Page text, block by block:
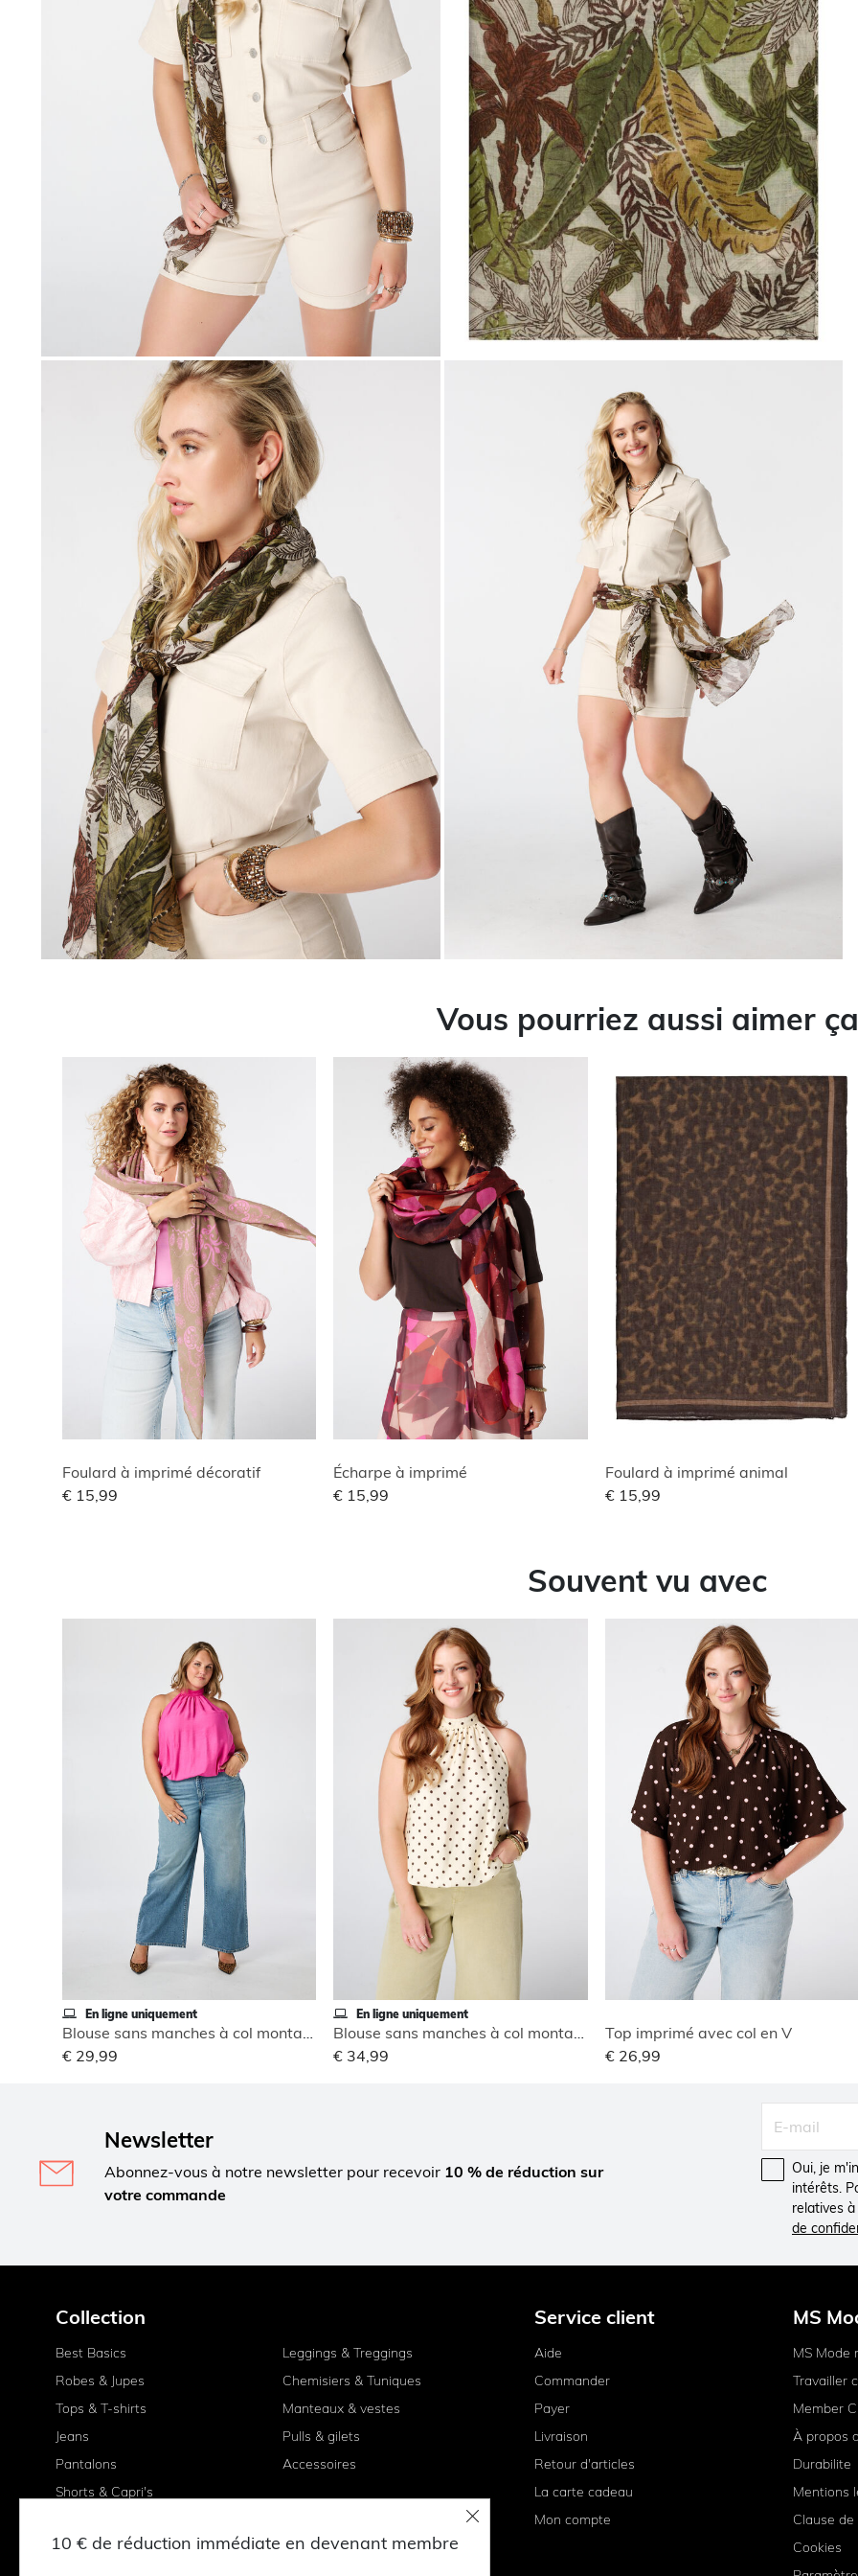
Vous pourriez aussi aimer ça
Foulard à imprimé décoratif
€ 15,99
Écharpe à imprimé
€ 15,99
Foulard à imprimé animal
€ 15,99
Souvent vu avec
En ligne uniquement
€ 29,99
En ligne uniquement
€ 34,99
Top imprimé avec col en V
€ 26,99
Newsletter
Abonnez-vous à notre newsletter pour recevoir 10 % de réduction sur
votre commande
Oui, je
intérêts.
relatives
de
Collection
Best Basics
Robes & Jupes
Tops & T-shirts
Jeans
Pantalons
Shorts & Capri's
Leggings & Treggings
Chemisiers & Tuniques
Manteaux & vestes
Pulls & gilets
Accessoires
Service client
Aide
Commander
Payer
Livraison
Retour d'articles
La carte cadeau
Mon compte
MS
MS Mode
Travailler
Member
À propos
Durabilite
Mentions
Clause
Cookies
10 € de réduction immédiate en devenant membre